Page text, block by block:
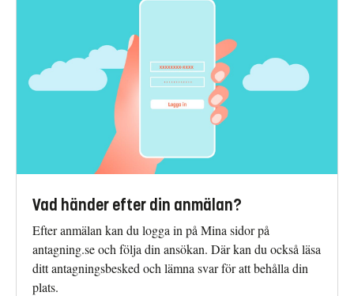
Vad händer efter din anmälan?
Efter anmälan kan du logga in på Mina sidor på
antagning.se och följa din ansökan. Där kan du också läsa
ditt antagningsbesked och lämna svar för att behålla din
plats.